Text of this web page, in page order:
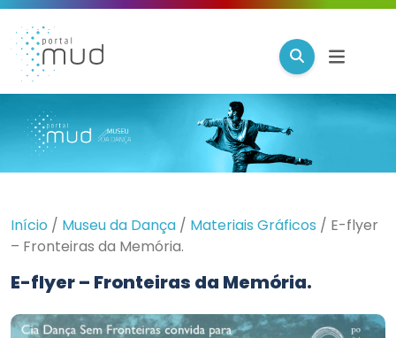
Início / Museu da Dança / Materiais Gráficos / E-flyer
– Fronteiras da Memória.
E-flyer – Fronteiras da Memória.